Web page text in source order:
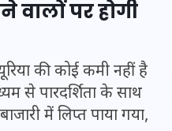
वालों पर होगी
की कोई कमी नहीं है
से पारदर्शिता के साथ
में लिप्त पाया गया,
देख भावुक
2026